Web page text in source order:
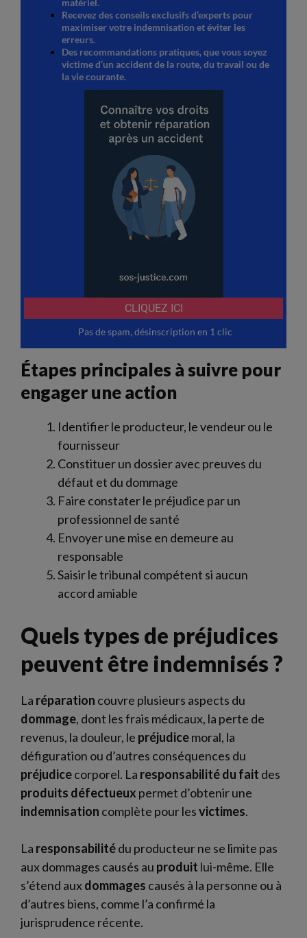
Étapes principales à suivre pour
engager une action
Identifier le producteur, le vendeur ou le
fournisseur
Constituer un dossier avec preuves du
défaut et du dommage
Faire constater le préjudice par un
professionnel de santé
Envoyer une mise en demeure au
responsable
Saisir le tribunal compétent si aucun
accord amiable
Quels types de préjudices
peuvent être indemnisés ?
La réparation couvre plusieurs aspects du
dommage, dont les frais médicaux, la perte de
revenus, la douleur, le préjudicemoral, la
défiguration ou d’autres conséquences du
préjudicecorporel. La responsabilité du fait des
produits défectueux permet d’obtenir une
indemnisation complète pour lesvictimes.
La responsabilitédu producteur ne se limite pas
aux dommages causés au produit lui-même. Elle
s’étend auxdommages causés à la personne ou à
d’autres biens, comme l’a confirmé la
jurisprudence récente.